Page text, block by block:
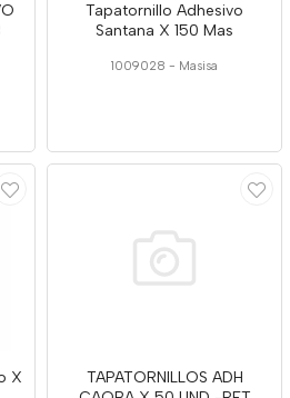
Tapatornillo Adhesivo
Santana X 150 Mas
1009028 - Masisa
X
TAPATORNILLOS ADH